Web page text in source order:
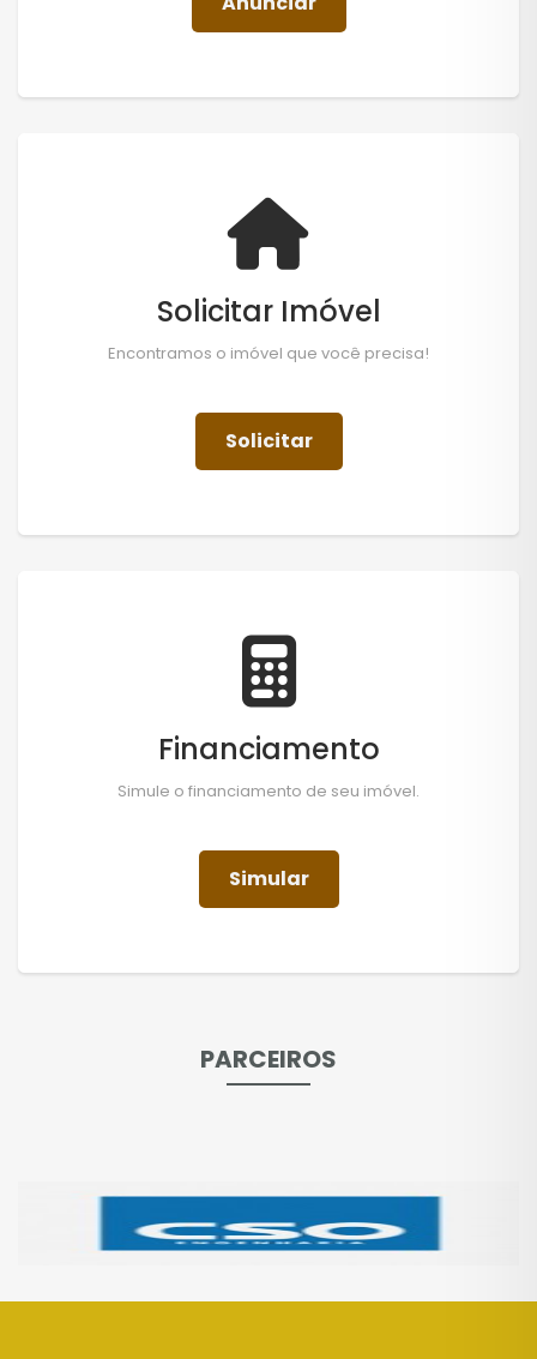
Solicitar Imóvel
Encontramos o imóvel que você precisa!
Solicitar
Financiamento
Simule o financiamento de seu imóvel.
Simular
PARCEIROS